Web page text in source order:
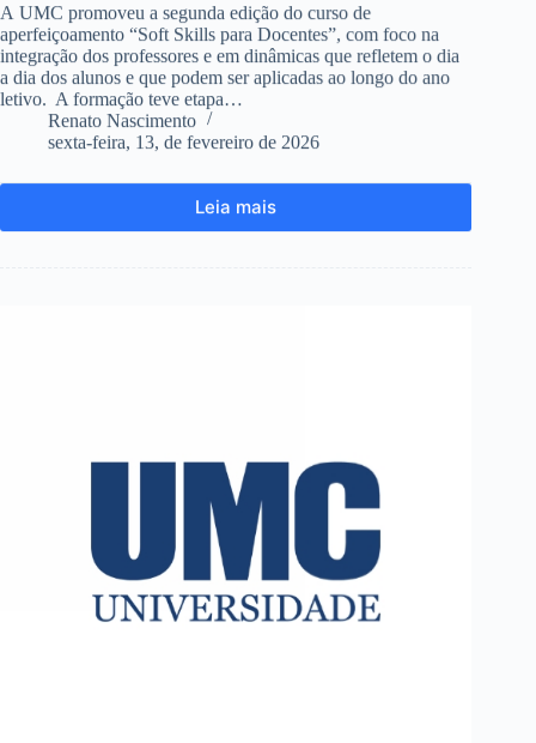
A UMC promoveu a segunda edição do curso de
aperfeiçoamento “Soft Skills para Docentes”, com foco na
integração dos professores e em dinâmicas que refletem o dia
a dia dos alunos e que podem ser aplicadas ao longo do ano
letivo. A formação teve etapa…
Renato Nascimento
sexta-feira, 13, de fevereiro de 2026
Leia mais